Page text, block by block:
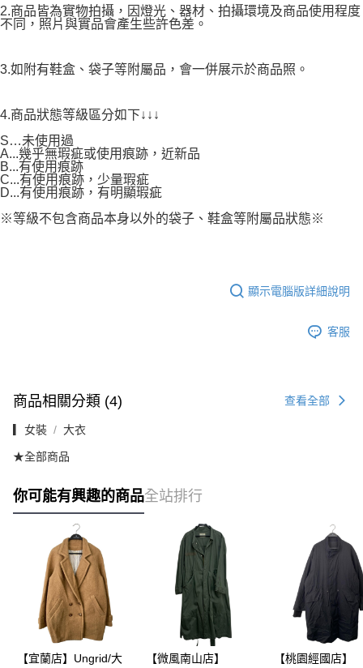
2.商品皆為實物拍攝，因燈光、器材、拍攝環境及商品使用程度
不同，照片與實品會產生些許色差。
3.如附有鞋盒、袋子等附屬品，會一併展示於商品照。
4.商品狀態等級區分如下↓↓↓
S…未使用過
A...幾乎無瑕疵或使用痕跡，近新品
B...有使用痕跡
C...有使用痕跡，少量瑕疵
D...有使用痕跡，有明顯瑕疵
※等級不包含商品本身以外的袋子、鞋盒等附屬品狀態※
顯示電腦版詳細說明
客服
商品相關分類 (4) 查看全部
▎女裝 大衣
★全部商品
你可能有興趣的商品全站排行
【宜蘭店】Ungrid/大 【微風南山店】 【桃園經國店】